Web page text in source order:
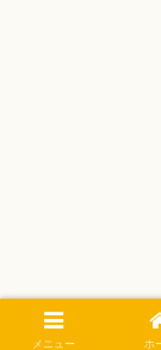
メニュー ホ